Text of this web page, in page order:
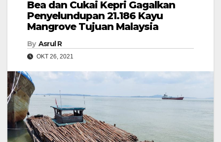
Bea dan Cukai Kepri Gagalkan
Penyelundupan 21.186 Kayu
Mangrove Tujuan Malaysia
By Asrul R
OKT 26, 2021